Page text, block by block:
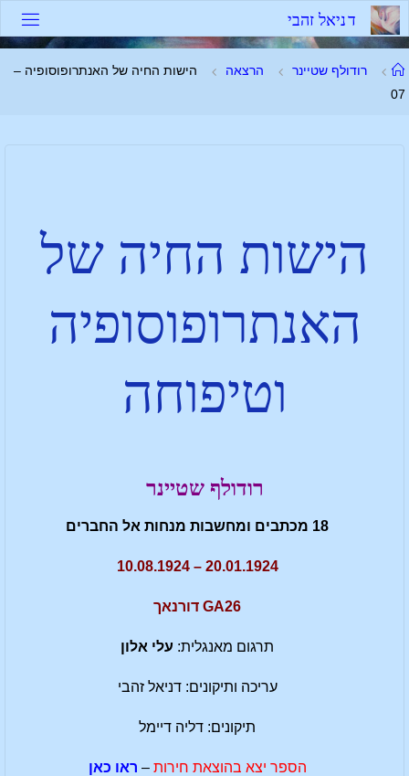
דניאל זהבי
רודולף שטיינר הרצאה
הישות החיה של האנתרופוסופיה –
07
הישות החיה של
האנתרופוסופיה
וטיפוחה
רודולף שטיינר
18 מכתבים ומחשבות מנחות אל החברים
20.01.1924 – 10.08.1924
GA26 דורנאך
תרגום מאנגלית: עלי אלון
עריכה ותיקונים: דניאל זהבי
תיקונים: דליה דיימל
הספר יצא בהוצאת חירות – ראו כאן